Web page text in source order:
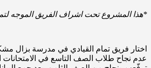
*هذا المشروع تحت اشراف الفريق الموجه
اختار فريق تمام القيادي في مدرسة بزال
عدم نجاح طلاب الصف التاسع في الامتحانات